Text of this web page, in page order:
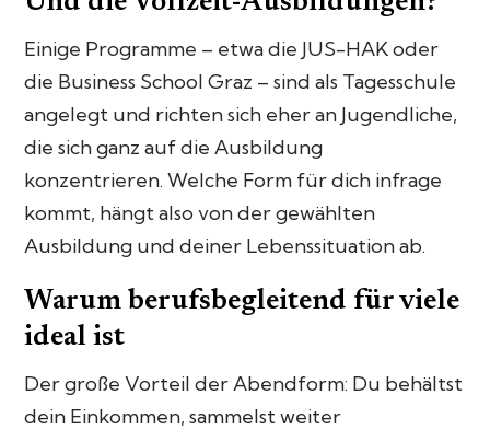
Einige Programme – etwa die JUS-HAK oder
die Business School Graz – sind als Tagesschule
angelegt und richten sich eher an Jugendliche,
die sich ganz auf die Ausbildung
konzentrieren. Welche Form für dich infrage
kommt, hängt also von der gewählten
Ausbildung und deiner Lebenssituation ab.
Warum berufsbegleitend für viele
ideal ist
Der große Vorteil der Abendform: Du behältst
dein Einkommen, sammelst weiter